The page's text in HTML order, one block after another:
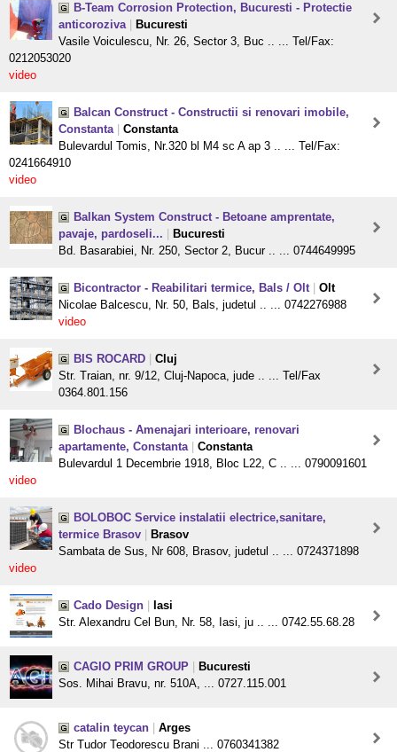
B-Team Corrosion Protection, Bucuresti - Protectie
anticoroziva
Bucuresti
Vasile Voiculescu, Nr. 26, Sector 3, Buc .. ... Tel/Fax:
0212053020
video
Balcan Construct - Constructii si renovari imobile,
Constanta
Constanta
Bulevardul Tomis, Nr.320 bl M4 sc A ap 3 .. ... Tel/Fax:
0241664910
video
Balkan System Construct - Betoane amprentate,
pavaje, pardoseli...
Bucuresti
Bd. Basarabiei, Nr. 250, Sector 2, Bucur .. ... 0744649995
Bicontractor - Reabilitari termice, Bals / Olt
Olt
Nicolae Balcescu, Nr. 50, Bals, judetul .. ... 0742276988
video
BIS ROCARD
Cluj
Str. Traian, nr. 9/12, Cluj-Napoca, jude .. ... Tel/Fax
0364.801.156
Blochaus - Amenajari interioare, renovari
apartamente, Constanta
Constanta
Bulevardul 1 Decembrie 1918, Bloc L22, C .. ... 0790091601
video
BOLOBOC Service instalatii electrice,sanitare,
termice Brasov
Brasov
Sambata de Sus, Nr 608, Brasov, judetul .. ... 0724371898
video
Cado Design
Iasi
Str. Alexandru Cel Bun, Nr. 58, Iasi, ju .. ... 0742.55.68.28
CAGIO PRIM GROUP
Bucuresti
Sos. Mihai Bravu, nr. 510A, ... 0727.115.001
catalin teycan
Arges
Str Tudor Teodorescu Brani ... 0760341382